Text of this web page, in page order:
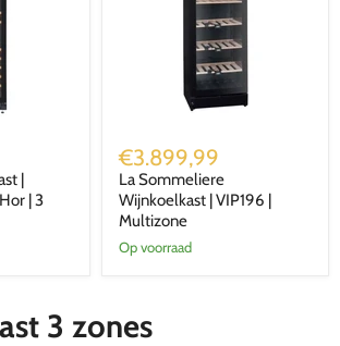
|
| 3
Sommeliere
Wijnkoelkast
VIP196
€3.899,99
La Sommeliere
Wijnkoelkast | VIP196 |
Multizone
Op voorraad
3 zones